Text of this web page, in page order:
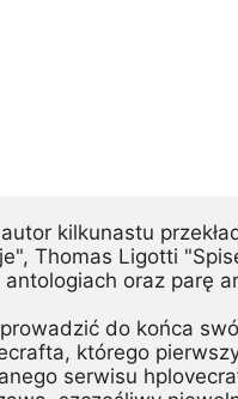
kilkunastu
Thomas Ligotti
oraz parę
do końca
którego
serwisu